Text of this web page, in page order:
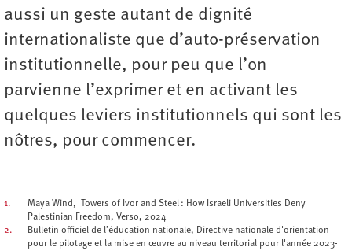
aussi un geste autant de dignité
internationaliste que d’auto-préservation
institutionnelle, pour peu que l’on
parvienne l’exprimer et en activant les
quelques leviers institutionnels qui sont les
nôtres, pour commencer.
1.
Maya Wind, Towers of Ivor and Steel : How Israeli Universities Deny
Palestinian Freedom, Verso, 2024
2.
Bulletin officiel de l’éducation nationale, Directive nationale d'orientation
pour le pilotage et la mise en œuvre au niveau territorial pour l'année 2023-